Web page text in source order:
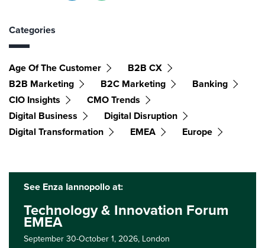
Categories
Age Of The Customer
B2B CX
B2B Marketing
B2C Marketing
Banking
CIO Insights
CMO Trends
Digital Business
Digital Disruption
Digital Transformation
EMEA Europe
See Enza Iannopollo at:
Technology & Innovation Forum
EMEA
September 30-October 1, 2026, London